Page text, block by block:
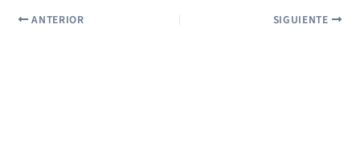
ANTERIOR SIGUIENTE